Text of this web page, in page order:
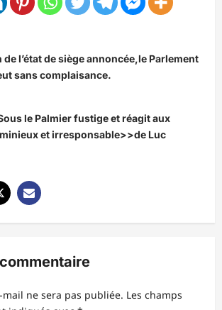
l’état de siège annoncée,le Parlement
sans complaisance.
le Palmier fustige et réagit aux
et irresponsable>>de Luc
mail ne sera pas publiée. Les champs